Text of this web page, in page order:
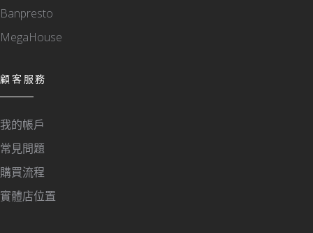
Banpresto
MegaHouse
顧客服務
我的帳戶
常見問題
購買流程
實體店位置